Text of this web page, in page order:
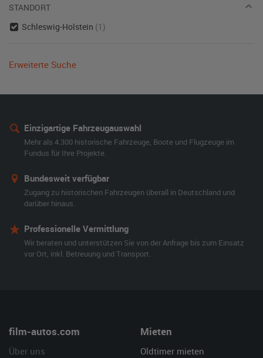
STANDORT
Schleswig-Holstein (1)
Erweiterte Suche
Einzigartige Fahrzeugauswahl
Mehr als 4.300 historische Fahrzeuge, Boote und Flugzeuge im
Fundus für Ihre Projekte.
Bundesweit verfügbar
Zugang zu historischen Fahrzeugen überall in Deutschland und
darüber hinaus.
Professionelle Vermittlung
Wir beraten und unterstützen Sie von der Anfrage bis zum Einsatz
vor Ort, inkl. Betreuung und Transport.
film-autos.com
Über uns
Mieten
Oldtimer mieten